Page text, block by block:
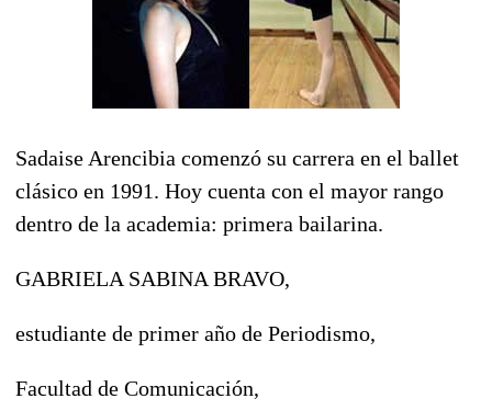
Sadaise Arencibia comenzó su carrera en el ballet
clásico en 1991. Hoy cuenta con el mayor rango
dentro de la academia: primera bailarina.
GABRIELA SABINA BRAVO,
estudiante de primer año de Periodismo,
Facultad de Comunicación,